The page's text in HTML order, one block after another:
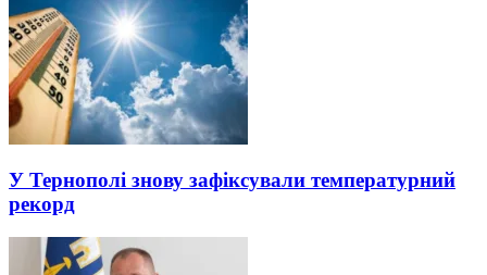
У Тернополі знову зафіксували температурний
рекорд